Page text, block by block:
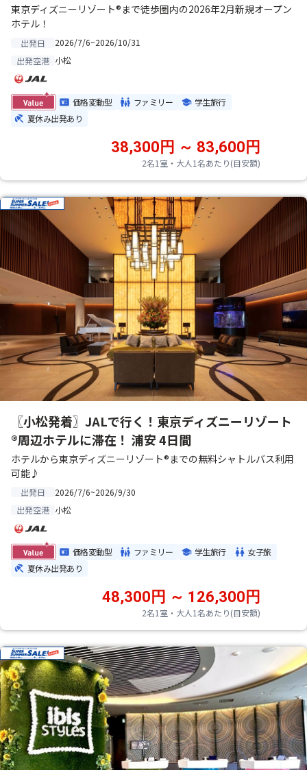
東京ディズニーリゾート®まで徒歩圏内の2026年2月新規オープン
ホテル！
出発日
2026/7/6~2026/10/31
出発空港 小松
価格変動型 ファミリー
学生旅行
夏休み出発あり
2名1室・大人1名あたり(目安額)
38,300円 ～ 83,600円
〖小松発着〗JALで行く！東京ディズニーリゾート
®周辺ホテルに滞在！ 浦安 4日間
ホテルから東京ディズニーリゾート®までの無料シャトルバス利用
可能♪
出発日
2026/7/6~2026/9/30
出発空港 小松
価格変動型 ファミリー 学生旅行
女子旅
夏休み出発あり
2名1室・大人1名あたり(目安額)
48,300円 ～ 126,300円